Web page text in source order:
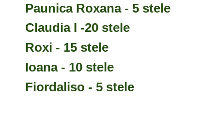
Paunica Roxana - 5 stele
Claudia I -20 stele
Roxi - 15 stele
Ioana - 10 stele
Fiordaliso - 5 stele